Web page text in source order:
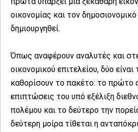
οικονομίας και τον
δημιουργηθεί.
Όπως αναφέρουν αναλυτές και
οικονομικού επιτελείου, δύο
καθορίσουν το πακέτο: το πρώτο
επιπτώσεις του υπό εξέλιξη
πολέμου και το δεύτερο την
δεύτερη μοίρα τίθεται η